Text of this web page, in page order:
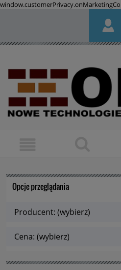
Opcje przeglądania
Producent: (wybierz)
Cena: (wybierz)